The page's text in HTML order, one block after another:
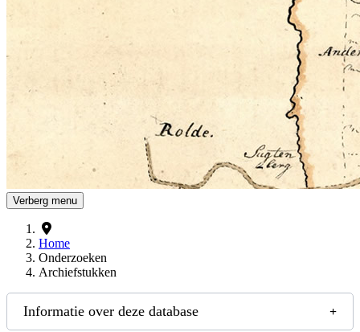
Verberg menu
Home
Onderzoeken
Archiefstukken
Informatie over deze database